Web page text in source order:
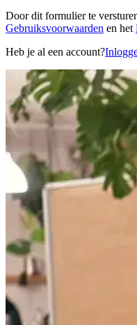
Door dit formulier te
Gebruiksvoorwaarden en het
Heb je al een account?